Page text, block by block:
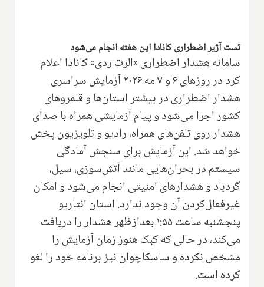
تست آژیر اضطراری کانادا این هفته انجام می‌شود
سامانه هشدار اضطراری «الرت ردی» کانادا اعلام
کرد در روزهای ۶ و ۷ مه ۲۰۲۶ آزمایش سراسری
هشدار اضطراری در بیشتر استان‌ها و قلمروهای
کشور اجرا می‌شود و پیام آزمایشی همراه با صدای
هشدار روی تلفن‌های همراه، رادیو و تلویزیون پخش
خواهد شد. این آزمایش برای سنجش آمادگی
سیستم در بحران‌هایی مانند آتش‌سوزی، سیل،
گردباد و هشدارهای امنیتی انجام می‌شود و امکان
غیرفعال‌کردن آن وجود ندارد. استان انتاریو
پنجشنبه ساعت ۱:۵۵ بعدازظهر هشدار را دریافت
می‌کند، در حالی که کبک هنوز زمان آزمایش را
مشخص نکرده و ساسکاچوان نیز برنامه خود را لغو
کرده است.